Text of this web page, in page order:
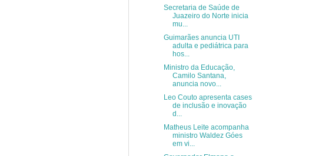
Secretaria de Saúde de
Juazeiro do Norte inicia
mu...
Guimarães anuncia UTI
adulta e pediátrica para
hos...
Ministro da Educação,
Camilo Santana,
anuncia novo...
Leo Couto apresenta cases
de inclusão e inovação
d...
Matheus Leite acompanha
ministro Waldez Góes
em vi...